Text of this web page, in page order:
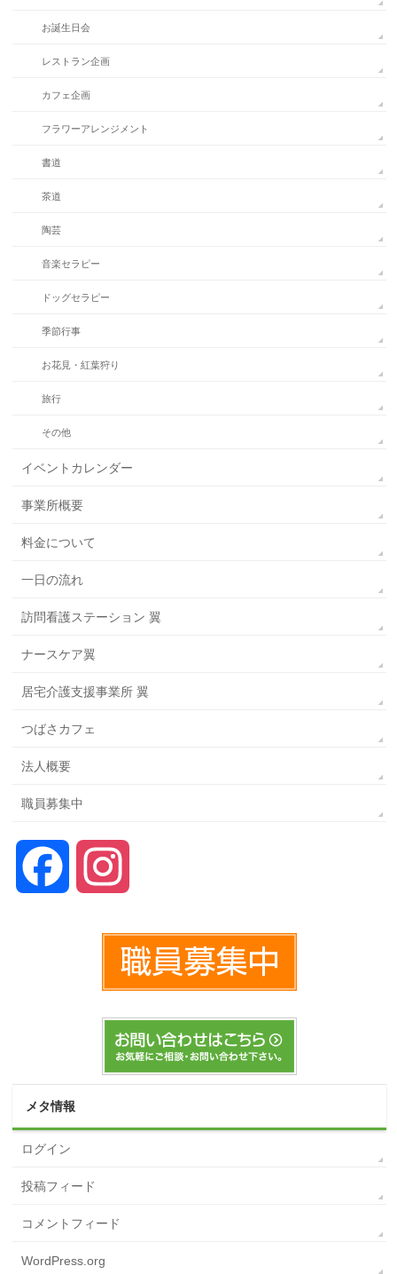
お誕生日会
レストラン企画
カフェ企画
フラワーアレンジメント
書道
茶道
陶芸
音楽セラピー
ドッグセラピー
季節行事
お花見・紅葉狩り
旅行
その他
イベントカレンダー
事業所概要
料金について
一日の流れ
訪問看護ステーション 翼
ナースケア翼
居宅介護支援事業所 翼
つばさカフェ
法人概要
職員募集中
Facebook
メタ情報
ログイン
投稿フィード
コメントフィード
WordPress.org